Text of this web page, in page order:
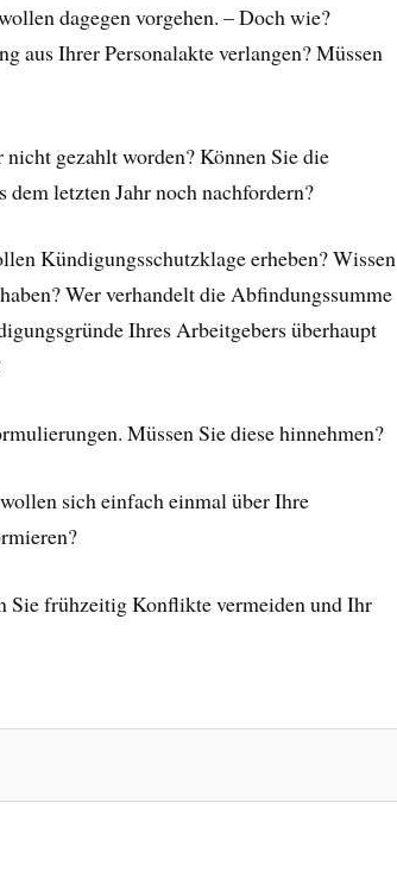
dagegen vorgehen. – Doch wie?
aus Ihrer Personalakte verlangen? Müssen
gezahlt worden? Können Sie die
letzten Jahr noch nachfordern?
Kündigungsschutzklage erheben? Wissen
Wer verhandelt die Abfindungssumme
Ihres Arbeitgebers überhaupt
Müssen Sie diese hinnehmen?
sich einfach einmal über Ihre
Sie frühzeitig Konflikte vermeiden und Ihr